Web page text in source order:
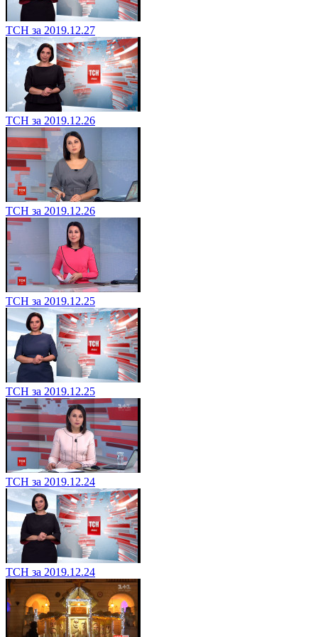
ТСН за 2019.12.27
ТСН за 2019.12.26
ТСН за 2019.12.26
ТСН за 2019.12.25
ТСН за 2019.12.25
ТСН за 2019.12.24
ТСН за 2019.12.24